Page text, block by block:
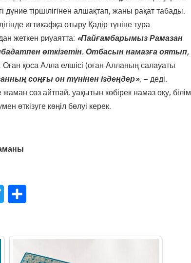
тіршілігінен алшақтап, жаны рақат табады.
иғтикафқа отыру Қадір түніне тура
жеткен риуаятта: «Пайғамбарымыз Рамазан
өткізетін. Отбасын намазға оятып,
Оған қоса Алла елшісі (оған Алланың салауаты
соңғы онтүнінен іздеңдер», – деді.
сөз айтпай, уақытын көбірек намаз оқу, білім
өткізуге көңіл бөлуі керек.
Twitter